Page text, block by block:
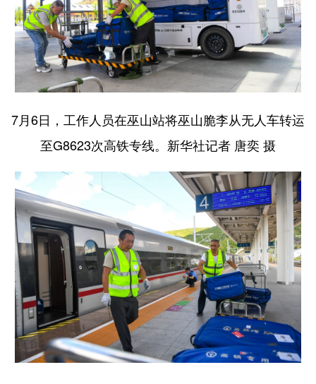
7月6日，工作人员在巫山站将巫山脆李从无人车转运
至G8623次高铁专线。新华社记者 唐奕 摄